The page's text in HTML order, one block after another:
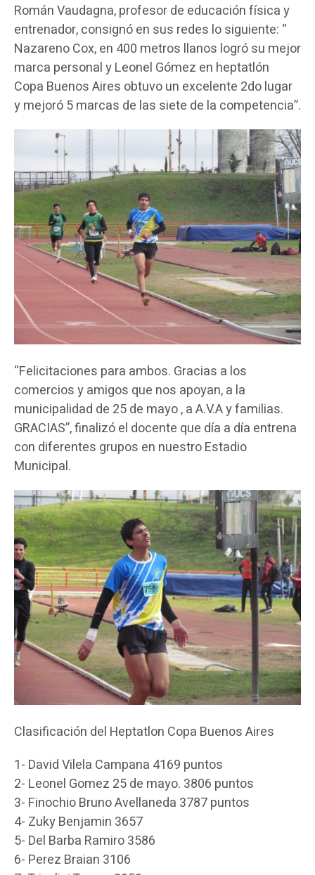
Román Vaudagna, profesor de educación física y
entrenador, consignó en sus redes lo siguiente: “
Nazareno Cox, en 400 metros llanos logró su mejor
marca personal y Leonel Gómez en heptatlón
Copa Buenos Aires obtuvo un excelente 2do lugar
y mejoró 5 marcas de las siete de la competencia”.
“Felicitaciones para ambos. Gracias a los
comercios y amigos que nos apoyan, a la
municipalidad de 25 de mayo , a A.V.A y familias.
GRACIAS”, finalizó el docente que día a día entrena
con diferentes grupos en nuestro Estadio
Municipal.
Clasificación del Heptatlon Copa Buenos Aires
1- David Vilela Campana 4169 puntos
2- Leonel Gomez 25 de mayo. 3806 puntos
3- Finochio Bruno Avellaneda 3787 puntos
4- Zuky Benjamin 3657
5- Del Barba Ramiro 3586
6- Perez Braian 3106